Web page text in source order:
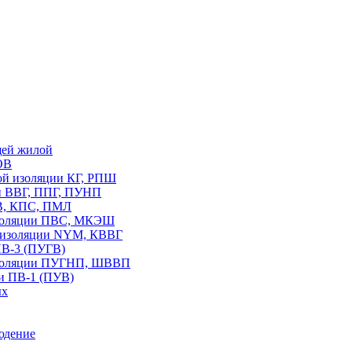
жилой
изоляции КГ, РПШ
ВВГ, ППГ, ПУНП
КПС, ПМЛ
ПВС, МКЭШ
NYM, КВВГ
3 (ПУГВ)
ПУГНП, ШВВП
ПВ-1 (ПУВ)